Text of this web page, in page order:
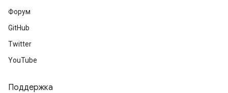
Форум
GitHub
Twitter
YouTube
Поддержка